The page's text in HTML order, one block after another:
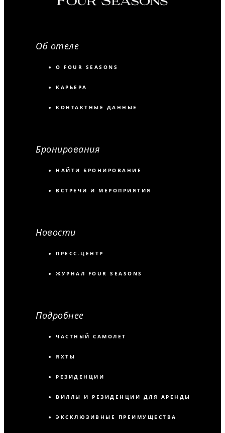
Об отеле
О FOUR SEASONS
КАРЬЕРА
КОНТАКТНЫЕ ДАННЫЕ
Бронирования
НАЙТИ БРОНИРОВАНИЕ
ВСТРЕЧИ И МЕРОПРИЯТИЯ
Новости
ПРЕСС-ЦЕНТР
ЖУРНАЛ FOUR SEASONS
Подробнее
ЧАСТНЫЙ САМОЛЕТ
ЯХТЫ
РЕЗИДЕНЦИИ
ВИЛЛЫ И РЕЗИДЕНЦИИ ДЛЯ АРЕНДЫ
ЭКСКЛЮЗИВНЫЕ ПРЕИМУЩЕСТВА